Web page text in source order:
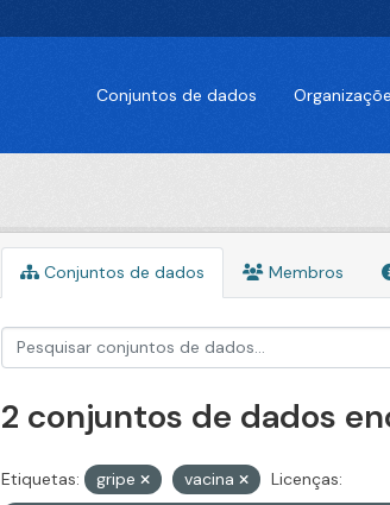
Conjuntos de dados
Conjuntos de dados Membros
2 conjuntos de dados
Etiquetas: gripe vacina
Licenças: